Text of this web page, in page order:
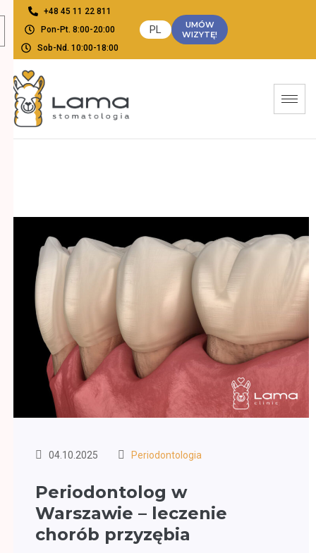
+48 45 11 22 811
Pon-Pt. 8:00-20:00
Sob-Nd. 10:00-18:00
PL
UMÓW
WIZYTĘ!
04.10.2025 Periodontologia
Periodontolog w
Warszawie – leczenie
chorób przyzębia